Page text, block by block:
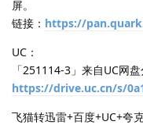
屏。
链接： https://
UC：
「251114-3」来自UC网
https://drive.uc.cn/s/
飞猫转迅雷+百度+UC+夸克